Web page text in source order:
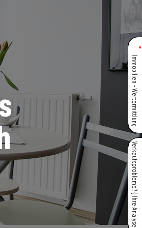
Immobilien - Wertermittlung
Verkaufsprobleme? { Ihre Analyse }